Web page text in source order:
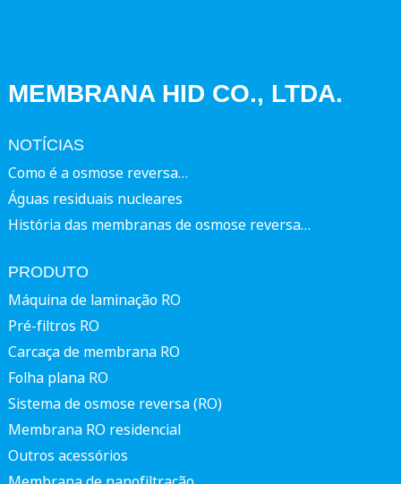
MEMBRANA HID CO., LTDA.
NOTÍCIAS
Como é a osmose reversa…
Águas residuais nucleares
História das membranas de osmose reversa…
PRODUTO
Máquina de laminação RO
Pré-filtros RO
Carcaça de membrana RO
Folha plana RO
Sistema de osmose reversa (RO)
Membrana RO residencial
Outros acessórios